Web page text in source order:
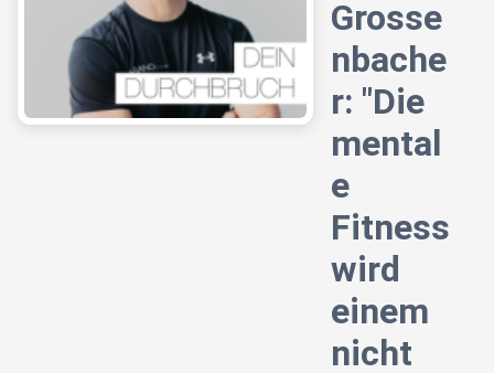
Grosse
nbache
r: "Die
mental
e
Fitness
wird
einem
nicht